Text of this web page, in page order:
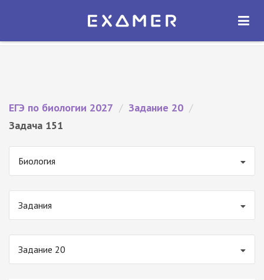
Экзамер — ЕГЭ 2027
ОТКРЫТЬ
ЕГЭ по биологии 2027 / Задание 20 /
Задача 151
Биология
Задания
Задание 20